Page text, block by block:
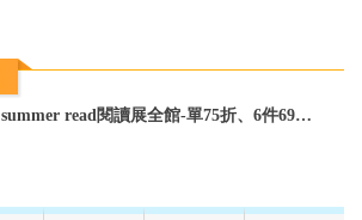
summer read閱讀展全館-單75折、6件69折～全館任選